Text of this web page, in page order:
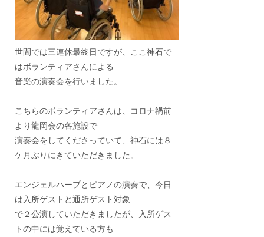
世間では三連休最終日ですが、ここ神石で
はボランティアさんによる
音楽の演奏会を行いました。
こちらのボランティアさんは、コロナ禍前
より龍岡会の各施設で
演奏会をしてくださっていて、神石には８
ケ月ぶりにきていただきました。
エンジェルハープとピアノの演奏で、今日
は入所ゲストと通所ゲスト対象
で２公演していただきましたが、入所ゲス
トの中には覚えている方も